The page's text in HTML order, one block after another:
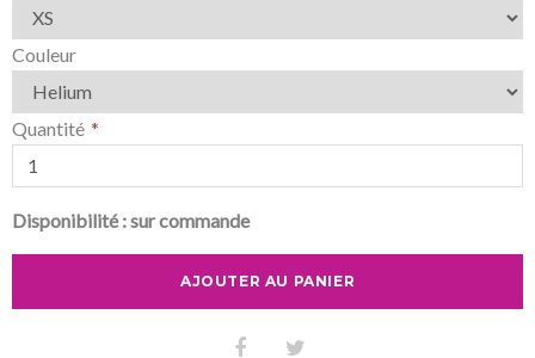
Couleur
Quantité
Disponibilité :sur commande
AJOUTER AU PANIER